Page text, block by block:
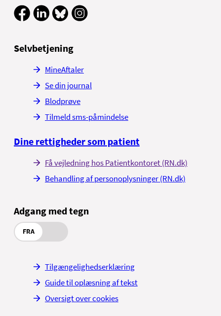
Selvbetjening
MineAftaler
Se din journal
Blodprøve
Tilmeld sms-påmindelse
Dine rettigheder som patient
Få vejledning hos Patientkontoret (RN.dk)
Behandling af personoplysninger (RN.dk)
Adgang med tegn
FRA
Tilgængelighedserklæring
Guide til oplæsning af tekst
Oversigt over cookies